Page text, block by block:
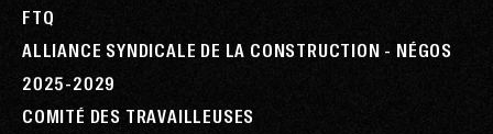
FTQ
ALLIANCE SYNDICALE DE LA CONSTRUCTION - NÉGOS
2025-2029
COMITÉ DES TRAVAILLEUSES